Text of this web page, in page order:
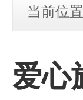
当前位置
爱心